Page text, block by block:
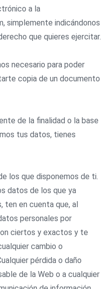
a la
simplemente indicándonos
que quieres ejercitar.
necesario para poder
copia de un documento
de la finalidad o la base
tus datos, tienes
los que disponemos de ti.
datos de los que ya
ten en cuenta que, al
personales por
ciertos y exactos y te
cambio o
pérdida o daño
de la Web o a cualquier